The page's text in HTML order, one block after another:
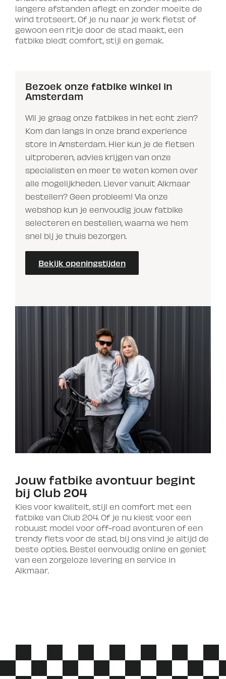
langere afstanden aflegt en zonder moeite de
wind trotseert. Of je nu naar je werk fietst of
gewoon een ritje door de stad maakt, een
fatbike biedt comfort, stijl en gemak.
Bezoek onze fatbike winkel in
Amsterdam
Wil je graag onze fatbikes in het echt zien?
Kom dan langs in onze brand experience
store in Amsterdam. Hier kun je de fietsen
uitproberen, advies krijgen van onze
specialisten en meer te weten komen over
alle mogelijkheden. Liever vanuit Alkmaar
bestellen? Geen probleem! Via onze
webshop kun je eenvoudig jouw fatbike
selecteren en bestellen, waarna we hem
snel bij je thuis bezorgen.
Bekijk openingstijden
Jouw fatbike avontuur begint
bij Club 204
Kies voor kwaliteit, stijl en comfort met een
fatbike van Club 204. Of je nu kiest voor een
robuust model voor off-road avonturen of een
trendy fiets voor de stad, bij ons vind je altijd de
beste opties. Bestel eenvoudig online en geniet
van een zorgeloze levering en service in
Alkmaar.